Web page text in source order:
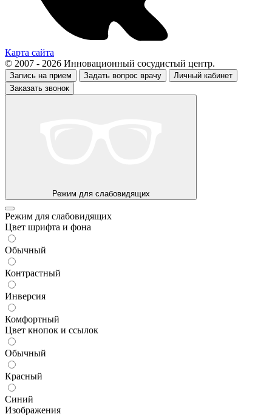
Карта сайта
© 2007 - 2026 Инновационный сосудистый центр.
Запись на прием Задать вопрос врачу
Личный кабинет
Заказать звонок
Режим для слабовидящих
Режим для слабовидящих
Цвет шрифта и фона
Обычный
Контрастный
Инверсия
Комфортный
Цвет кнопок и ссылок
Обычный
Красный
Синий
Изображения